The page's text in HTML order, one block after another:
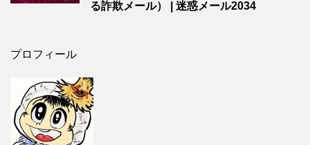
る詐欺メール） | 迷惑メール2034
プロフィール